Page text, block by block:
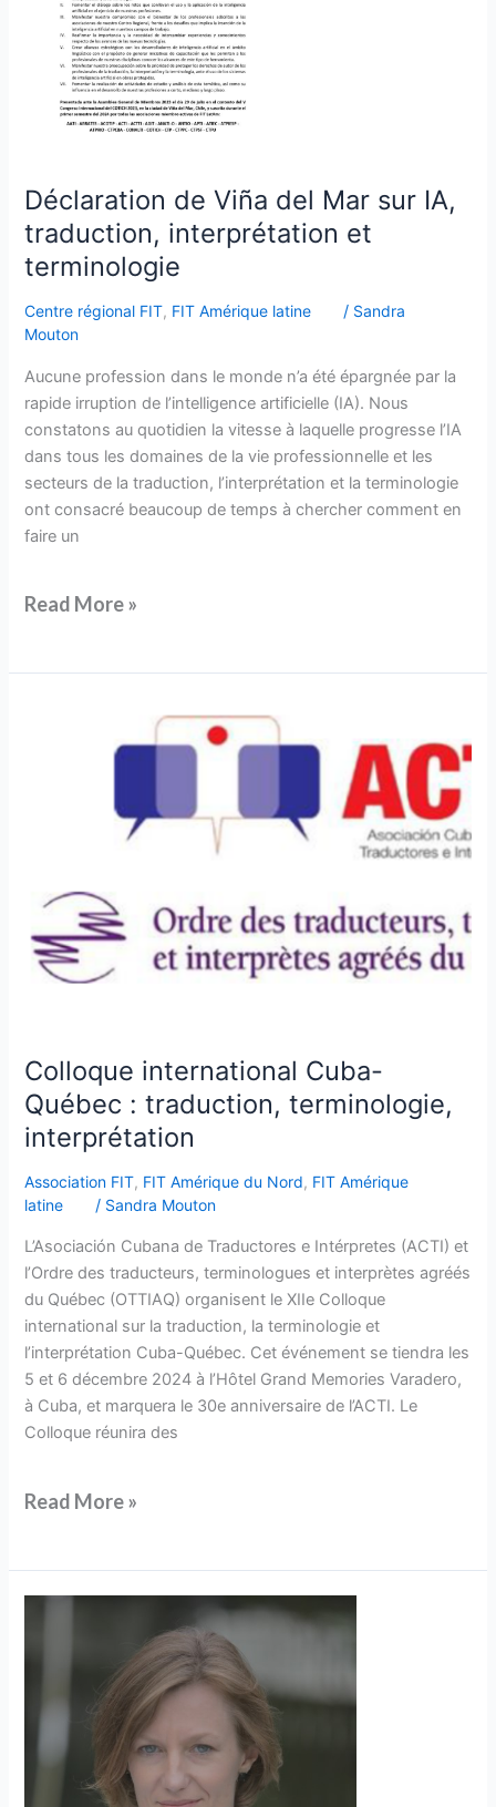
Déclaration de Viña del Mar sur IA,
traduction, interprétation et
terminologie
Centre régional FIT, FIT Amérique latine / Sandra
Mouton
Aucune profession dans le monde n’a été épargnée par la
rapide irruption de l’intelligence artificielle (IA). Nous
constatons au quotidien la vitesse à laquelle progresse l’IA
dans tous les domaines de la vie professionnelle et les
secteurs de la traduction, l’interprétation et la terminologie
ont consacré beaucoup de temps à chercher comment en
faire un
traduction,
interprétation
terminologie
Read More »
Colloque international Cuba-
Québec : traduction, terminologie,
interprétation
Association FIT, FIT Amérique du Nord, FIT Amérique
latine
/ Sandra Mouton
L’Asociación Cubana de Traductores e Intérpretes (ACTI) et
l’Ordre des traducteurs, terminologues et interprètes agréés
du Québec (OTTIAQ) organisent le XIIe Colloque
international sur la traduction, la terminologie et
l’interprétation Cuba-Québec. Cet événement se tiendra les
5 et 6 décembre 2024 à l’Hôtel Grand Memories Varadero,
à Cuba, et marquera le 30e anniversaire de l’ACTI. Le
Colloque réunira des
interprétation
Read More »
présidente
notre